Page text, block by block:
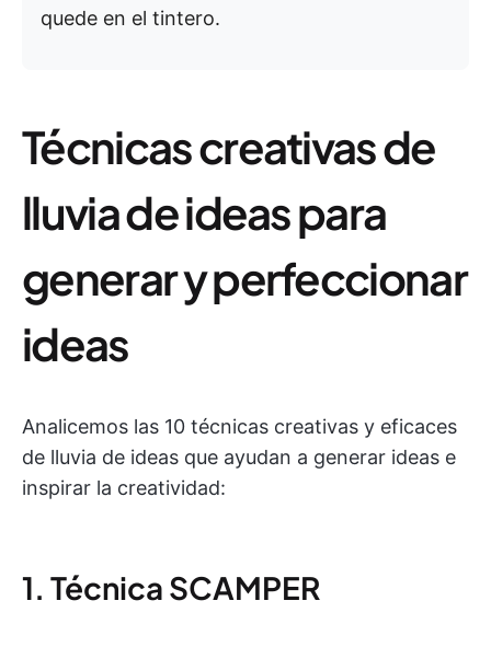
quede en el tintero.
Técnicas creativas de
lluvia de ideas para
generar y perfeccionar
ideas
Analicemos las 10 técnicas creativas y eficaces
de lluvia de ideas que ayudan a generar ideas e
inspirar la creatividad:
1. Técnica SCAMPER